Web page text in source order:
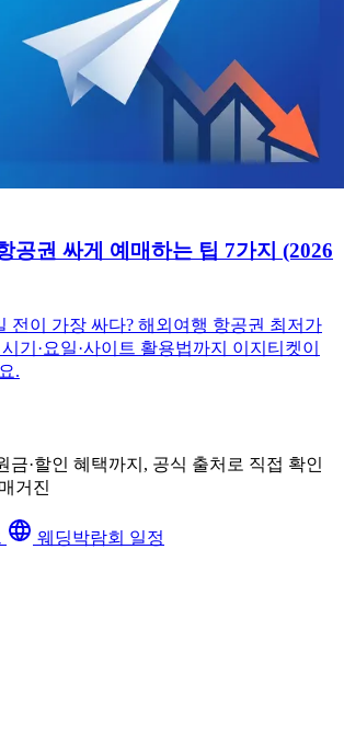
공권 싸게 예매하는 팁 7가지 (2026
전이 가장 싸다? 해외여행 항공권 최저가
기·요일·사이트 활용법까지 이지티켓이
.
금·할인 혜택까지, 공식 출처로 직접 확인
거진
웨딩박람회 일정